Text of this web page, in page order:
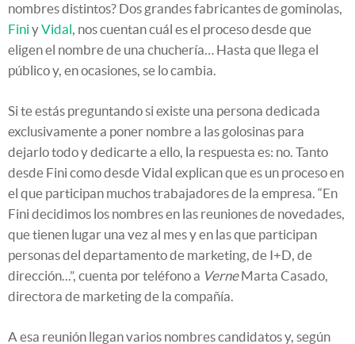
nombres distintos? Dos grandes fabricantes de gominolas,
FiniyVidal, nos cuentan cuál es el proceso desde que
eligen el nombre de una chuchería… Hasta que llega el
público y, en ocasiones, se lo cambia.
Si te estás preguntando si existe una persona dedicada
exclusivamente a poner nombre a las golosinas para
dejarlo todo y dedicarte a ello, la respuesta es: no. Tanto
desde Fini como desde Vidal explican que es un proceso en
el que participan muchos trabajadores de la empresa. “En
Fini decidimos los nombres en las reuniones de novedades,
que tienen lugar una vez al mes y en las que participan
personas del departamento de marketing, de I+D, de
dirección...”, cuenta por teléfono a VerneMarta Casado,
directora de marketing de la compañía.
A esa reunión llegan varios nombres candidatos y, según